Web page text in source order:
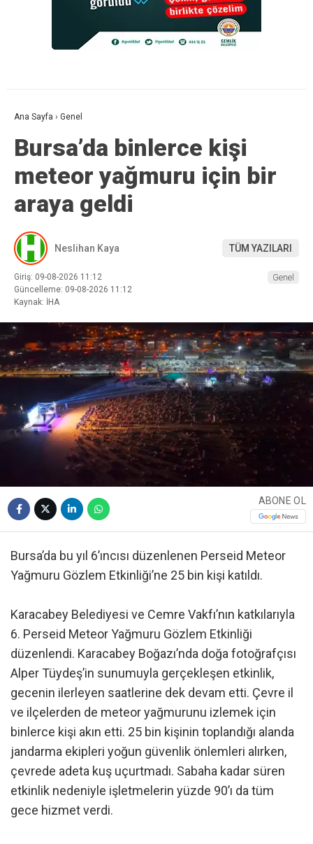
Ana Sayfa › Genel
Bursa’da binlerce kişi
meteor yağmuru için bir
araya geldi
Neslihan Kaya TÜM YAZILARI
Giriş: 09-08-2026 11:12
Güncelleme: 09-08-2026 11:12
Kaynak: İHA
Genel
ABONE OL
Bursa’da bu yıl 6’ıncısı düzenlenen Perseid Meteor
Yağmuru Gözlem Etkinliği’ne 25 bin kişi katıldı.
Karacabey Belediyesi ve Cemre Vakfı’nın katkılarıyla
6. Perseid Meteor Yağmuru Gözlem Etkinliği
düzenlendi. Karacabey Boğazı’nda doğa fotoğrafçısı
Alper Tüydeş’in sunumuyla gerçekleşen etkinlik,
gecenin ilerleyen saatlerine dek devam etti. Çevre il
ve ilçelerden de meteor yağmurunu izlemek için
binlerce kişi akın etti. 25 bin kişinin toplandığı alanda
jandarma ekipleri yoğun güvenlik önlemleri alırken,
çevrede adeta kuş uçurtmadı. Sabaha kadar süren
etkinlik nedeniyle işletmelerin yüzde 90’ı da tüm
gece hizmet verdi.